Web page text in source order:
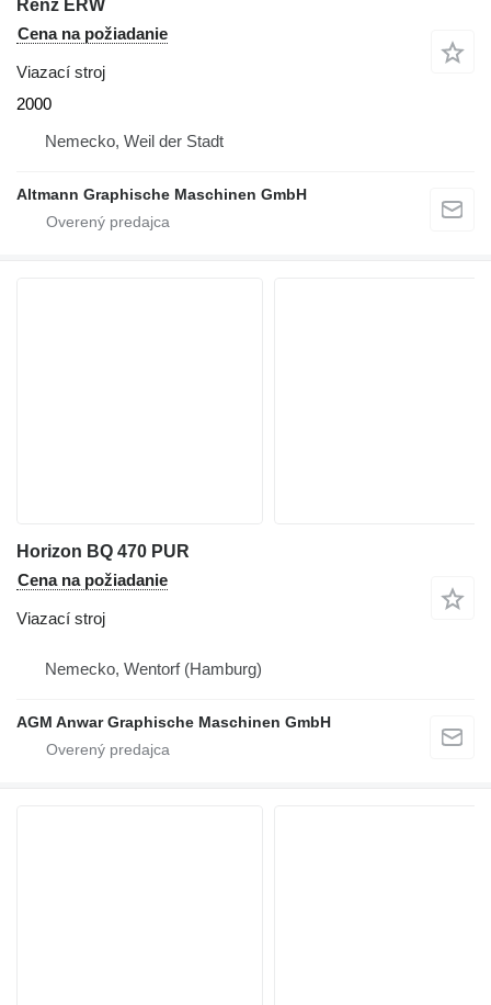
Renz ERW
Cena na požiadanie
Viazací stroj
2000
Nemecko, Weil der Stadt
Altmann Graphische Maschinen GmbH
Horizon BQ 470 PUR
Cena na požiadanie
Viazací stroj
Nemecko, Wentorf (Hamburg)
AGM Anwar Graphische Maschinen GmbH